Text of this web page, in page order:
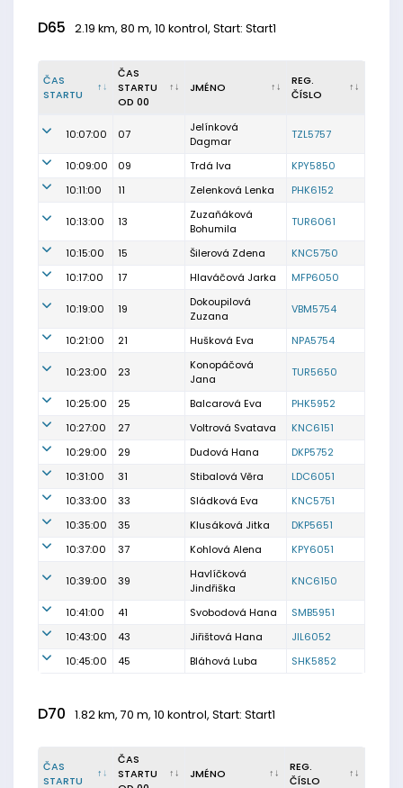
D65 2.19 km, 80 m, 10 kontrol, Start: Start1
ČAS
STARTU
ČAS
STARTU
OD 00
JMÉNO
REG.
ČÍSLO
10:07:00 07
Jelínková
Dagmar
TZL5757
10:09:00 09 Trdá Iva
KPY5850
10:11:00
11 Zelenková Lenka PHK6152
10:13:00 13
Zuzaňáková
Bohumila
TUR6061
10:15:00 15 Šilerová Zdena
KNC5750
10:17:00
17 Hlaváčová Jarka MFP6050
10:19:00 19
Dokoupilová
Zuzana
VBM5754
10:21:00 21 Hušková Eva NPA5754
10:23:00 23
Konopáčová
Jana
TUR5650
10:25:00 25 Balcarová Eva
PHK5952
10:27:00
27 Voltrová Svatava
KNC6151
10:29:00
29 Dudová Hana
DKP5752
10:31:00
31 Stibalová Věra
LDC6051
10:33:00
33 Sládková Eva
KNC5751
10:35:00
35 Klusáková Jitka
DKP5651
10:37:00
37 Kohlová Alena KPY6051
10:39:00 39
Havlíčková
Jindřiška
KNC6150
10:41:00 41 Svobodová Hana
SMB5951
10:43:00
43 Jiřištová Hana
JIL6052
10:45:00
45 Bláhová Luba SHK5852
D70 1.82 km, 70 m, 10 kontrol, Start: Start1
ČAS
STARTU
ČAS
STARTU
JMÉNO
REG.
ČÍSLO